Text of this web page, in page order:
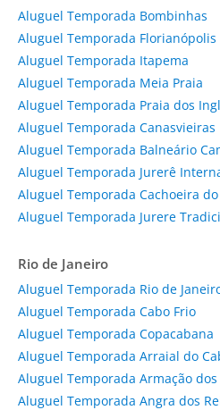
Aluguel Temporada Bombinhas
Aluguel Temporada Florianópolis
Aluguel Temporada Itapema
Aluguel Temporada Meia Praia
Aluguel Temporada Praia dos
Aluguel Temporada Canasvieiras
Aluguel Temporada Balneário
Aluguel Temporada Jurerê
Aluguel Temporada Cachoeira do
Aluguel Temporada Jurere
Rio de Janeiro
Aluguel Temporada Rio de
Aluguel Temporada Cabo Frio
Aluguel Temporada Copacabana
Aluguel Temporada Arraial do
Aluguel Temporada Armação dos
Aluguel Temporada Angra dos